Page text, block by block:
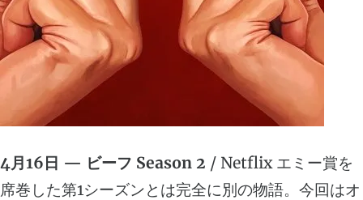
4月16日 — ビーフ Season 2 / Netflix エミー賞を
席巻した第1シーズンとは完全に別の物語。今回はオ